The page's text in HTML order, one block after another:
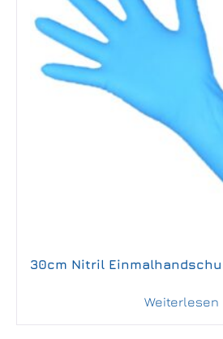
30cm Nitril
Weiterlesen